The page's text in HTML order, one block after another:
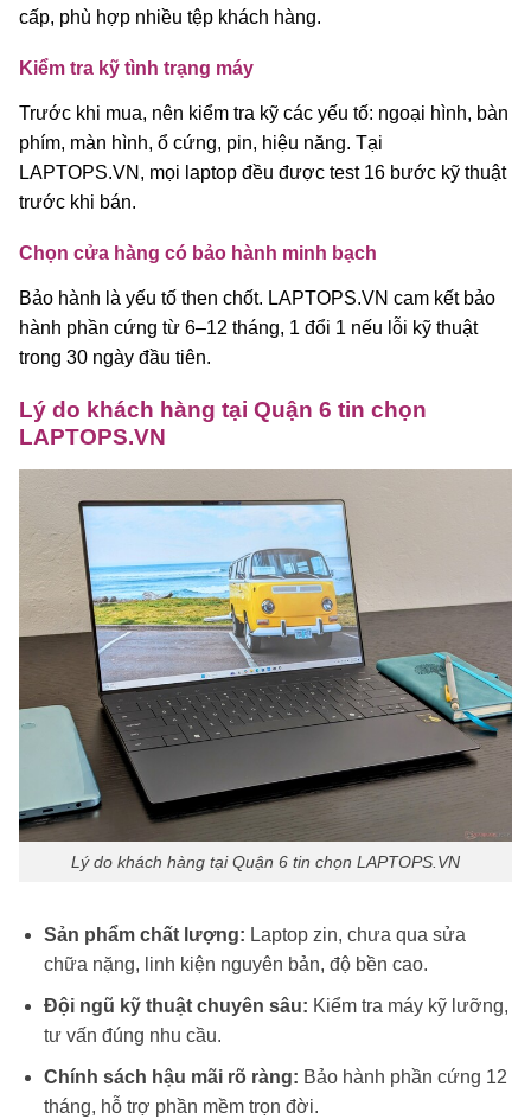
cấp, phù hợp nhiều tệp khách hàng.
Kiểm tra kỹ tình trạng máy
Trước khi mua, nên kiểm tra kỹ các yếu tố: ngoại hình, bàn
phím, màn hình, ổ cứng, pin, hiệu năng. Tại
LAPTOPS.VN, mọi laptop đều được test 16 bước kỹ thuật
trước khi bán.
Chọn cửa hàng có bảo hành minh bạch
Bảo hành là yếu tố then chốt. LAPTOPS.VN cam kết bảo
hành phần cứng từ 6–12 tháng, 1 đổi 1 nếu lỗi kỹ thuật
trong 30 ngày đầu tiên.
Lý do khách hàng tại Quận 6 tin chọn
LAPTOPS.VN
Lý do khách hàng tại Quận 6 tin chọn LAPTOPS.VN
Sản phẩm chất lượng: Laptop zin, chưa qua sửa
chữa nặng, linh kiện nguyên bản, độ bền cao.
Đội ngũ kỹ thuật chuyên sâu: Kiểm tra máy kỹ lưỡng,
tư vấn đúng nhu cầu.
Chính sách hậu mãi rõ ràng: Bảo hành phần cứng 12
tháng, hỗ trợ phần mềm trọn đời.